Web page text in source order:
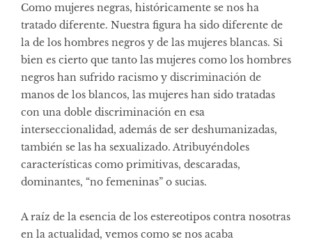
Como mujeres negras, históricamente se nos ha
tratado diferente. Nuestra figura ha sido diferente de
la de los hombres negros y de las mujeres blancas. Si
bien es cierto que tanto las mujeres como los hombres
negros han sufrido racismo y discriminación de
manos de los blancos, las mujeres han sido tratadas
con una doble discriminación en esa
interseccionalidad, además de ser deshumanizadas,
también se las ha sexualizado. Atribuyéndoles
características como primitivas, descaradas,
dominantes, “no femeninas” o sucias.
A raíz de la esencia de los estereotipos contra nosotras
en la actualidad, vemos como se nos acaba